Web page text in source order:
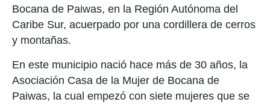
Bocana de Paiwas, en la Región Autónoma del
Caribe Sur, acuerpado por una cordillera de cerros
y montañas.
En este municipio nació hace más de 30 años, la
Asociación Casa de la Mujer de Bocana de
Paiwas, la cual empezó con siete mujeres que se